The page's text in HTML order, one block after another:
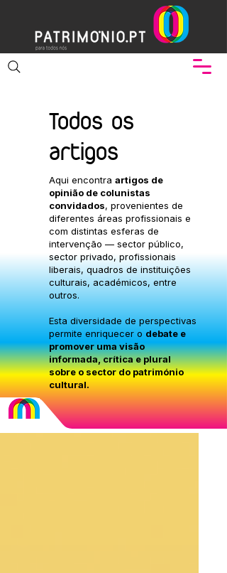
Todos os
artigos
Aqui encontra artigos de
opinião de colunistas
convidados, provenientes de
diferentes áreas profissionais e
com distintas esferas de
intervenção — sector público,
sector privado, profissionais
liberais, quadros de instituições
culturais, académicos, entre
outros.
Esta diversidade de perspectivas
permite enriquecer o debate e
promover uma visão
informada, crítica e plural
sobre o sector do património
cultural.